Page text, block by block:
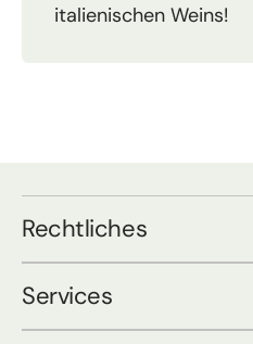
italienischen Weins!
Rechtliches
Services